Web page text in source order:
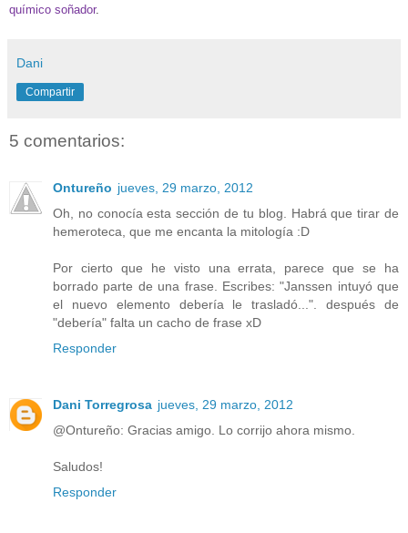
químico soñador.
Dani
Compartir
5 comentarios:
Ontureño jueves, 29 marzo, 2012
Oh, no conocía esta sección de tu blog. Habrá que tirar de
hemeroteca, que me encanta la mitología :D
Por cierto que he visto una errata, parece que se ha
borrado parte de una frase. Escribes: "Janssen intuyó que
el nuevo elemento debería le trasladó...". después de
"debería" falta un cacho de frase xD
Responder
Dani Torregrosa jueves, 29 marzo, 2012
@Ontureño: Gracias amigo. Lo corrijo ahora mismo.
Saludos!
Responder